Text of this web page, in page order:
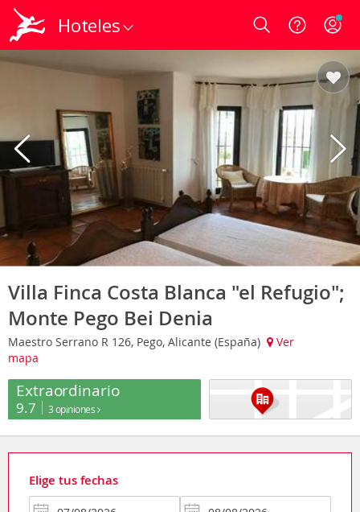
Hoteles Login
Villa Finca Costa Blanca "el Refugio";
Monte Pego Bei Denia
Maestro Serrano R 126, Pego, Alicante (España)
Ver
mapa
Extraordinario
9.7 3 opiniones
Elige tus fechas